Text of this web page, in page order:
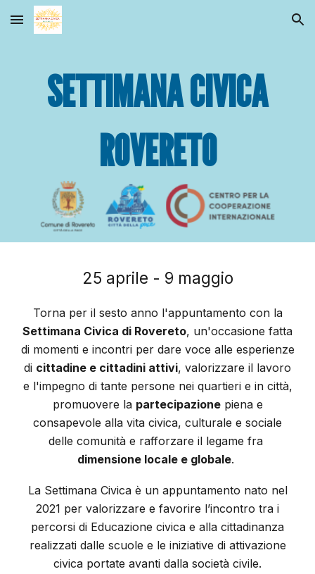
Skip to main content Skip to navigation
SETTIMANA CIVICA
ROVERETO
25 aprile - 9 maggio
Torna per il sesto anno l'appuntamento con la
Settimana Civica di Rovereto, un'occasione fatta
di momenti e incontri per dare voce alle esperienze
di cittadine e cittadini attivi, valorizzare il lavoro
e l'impegno di tante persone nei quartieri e in città,
promuovere la partecipazionepiena e
consapevole alla vita civica, culturale e sociale
delle comunità e rafforzare il legame fra
dimensione locale e globale.
La Settimana Civica è un appuntamento nato nel
2021 per valorizzare e favorire l’incontro tra i
percorsi di Educazione civica e alla cittadinanza
realizzati dalle scuole e le iniziative di attivazione
civica portate avanti dalla società civile.